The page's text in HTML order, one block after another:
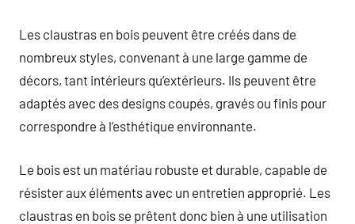
Les claustras en bois peuvent être créés dans de
nombreux styles, convenant à une large gamme de
décors, tant intérieurs qu’extérieurs. Ils peuvent être
adaptés avec des designs coupés, gravés ou finis pour
correspondre à l’esthétique environnante.
Le bois est un matériau robuste et durable, capable de
résister aux éléments avec un entretien approprié. Les
claustras en bois se prêtent donc bien à une utilisation